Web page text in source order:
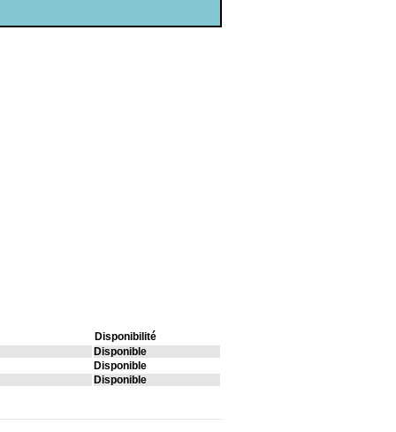
Disponibilité
Disponible
Disponible
Disponible